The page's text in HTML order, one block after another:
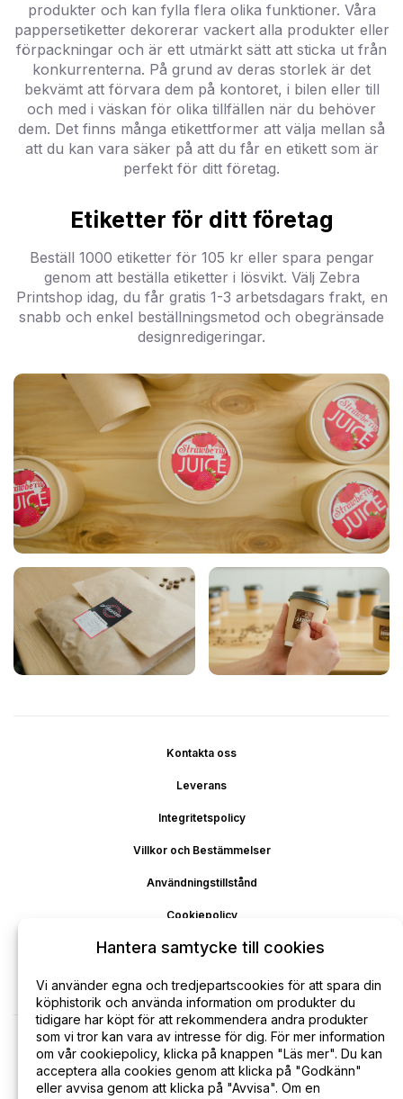
produkter och kan fylla flera olika funktioner. Våra
pappersetiketter dekorerar vackert alla produkter eller
förpackningar och är ett utmärkt sätt att sticka ut från
konkurrenterna. På grund av deras storlek är det
bekvämt att förvara dem på kontoret, i bilen eller till
och med i väskan för olika tillfällen när du behöver
dem. Det finns många etikettformer att välja mellan så
att du kan vara säker på att du får en etikett som är
perfekt för ditt företag.
Etiketter för ditt företag
Beställ 1000 etiketter för 105 kr eller spara pengar
genom att beställa etiketter i lösvikt. Välj Zebra
Printshop idag, du får gratis 1-3 arbetsdagars frakt, en
snabb och enkel beställningsmetod och obegränsade
designredigeringar.
Kontakta oss
Leverans
Integritetspolicy
Villkor och Bestämmelser
Användningstillstånd
Cookiepolicy
Ansvarsfriskrivning
Återbetalning
Hantera samtycke till cookies
Vi använder egna och tredjepartscookies för att spara din
köphistorik och använda information om produkter du
tidigare har köpt för att rekommendera andra produkter
som vi tror kan vara av intresse för dig. För mer information
om vår cookiepolicy, klicka på knappen "Läs mer". Du kan
acceptera alla cookies genom att klicka på "Godkänn"
eller avvisa genom att klicka på "Avvisa". Om en